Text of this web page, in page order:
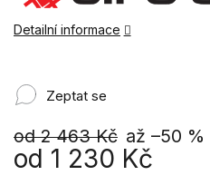
od 2 463 Kč až –50 %
od 1 230 Kč
Detailní informace
Zeptat se